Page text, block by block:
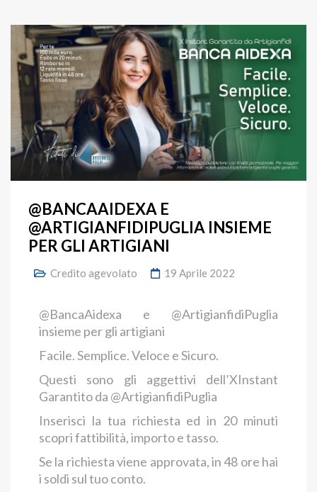
@BANCAAIDEXA E
@ARTIGIANFIDIPUGLIA INSIEME
PER GLI ARTIGIANI
Credito agevolato 19 Aprile 2022
@BancaAidexa e @ArtigianfidiPuglia
insieme per gli artigiani
Facile. Semplice. Veloce e Sicuro.
Questi sono gli aggettivi dell’XInstant
Garantito da @ArtigianfidiPuglia
Inserisci la tua richiesta ed in 20 minuti
scopri fattibilità, importo e tasso.
Se la richiesta viene approvata, in 48 ore hai
i soldi sul tuo conto.